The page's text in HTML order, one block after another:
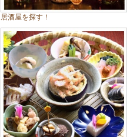
居酒屋を探す！